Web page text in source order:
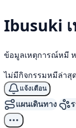
Ibusuki
ข้อมูลเหตุการณ์หมี
ไม่มีกิจกรรมหมีล่าสุ
แจ้งเตือน
แผนเดินทาง